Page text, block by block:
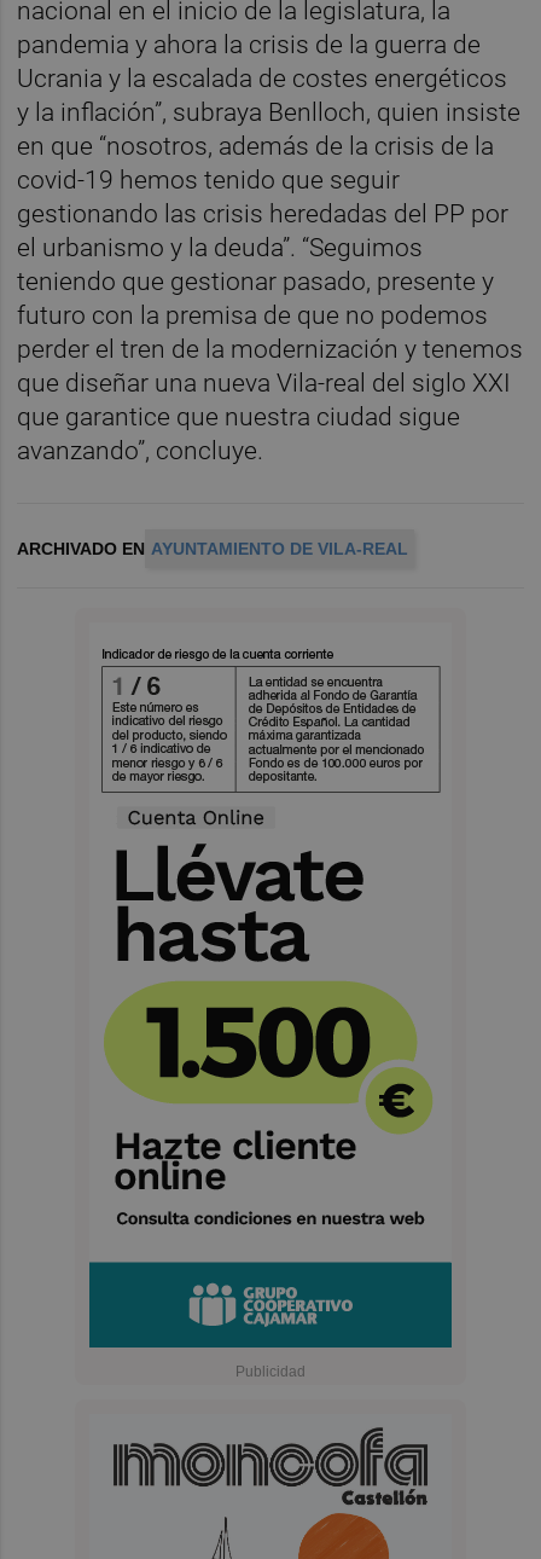
nacional en el inicio de la legislatura, la
pandemia y ahora la crisis de la guerra de
Ucrania y la escalada de costes energéticos
y la inflación”, subraya Benlloch, quien insiste
en que “nosotros, además de la crisis de la
covid-19 hemos tenido que seguir
gestionando las crisis heredadas del PP por
el urbanismo y la deuda”. “Seguimos
teniendo que gestionar pasado, presente y
futuro con la premisa de que no podemos
perder el tren de la modernización y tenemos
que diseñar una nueva Vila-real del siglo XXI
que garantice que nuestra ciudad sigue
avanzando”, concluye.
ARCHIVADO EN AYUNTAMIENTO DE VILA-REAL